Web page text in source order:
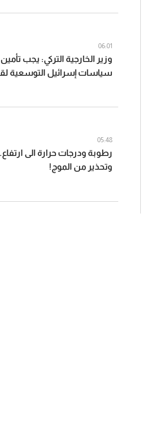
06:01
وزير الخارجية التركي: يجب
سياسات إسرائيل التوسعية
05:48
رطوبة ودرجات حرارة الى
وتحذير من الموج!